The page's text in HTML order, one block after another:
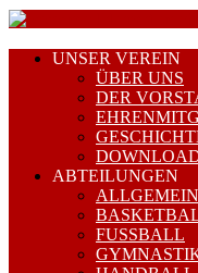
UNSER VEREIN
ÜBER UNS
DER
ABTEILUNGEN
FUSSBALL